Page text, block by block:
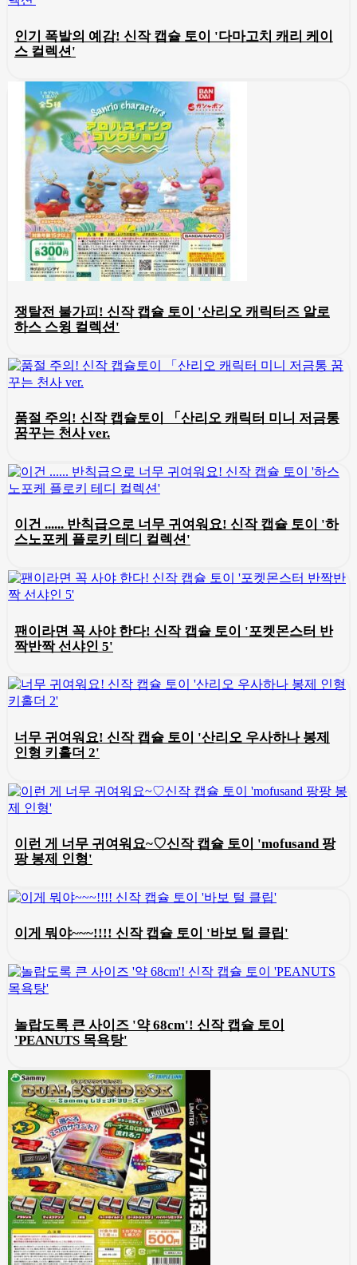
인기 폭발의 예감! 신작 캡슐 토이 '다마고치 캐리 케이
스 컬렉션'
쟁탈전 불가피! 신작 캡슐 토이 '산리오 캐릭터즈 알로
하스 스윙 컬렉션'
품절 주의! 신작 캡슐토이 「산리오 캐릭터 미니 저금통
꿈꾸는 천사 ver.
이건 ...... 반칙급으로 너무 귀여워요! 신작 캡슐 토이 '하
스노포케 플로키 테디 컬렉션'
팬이라면 꼭 사야 한다! 신작 캡슐 토이 '포켓몬스터 반
짝반짝 선샤인 5'
너무 귀여워요! 신작 캡슐 토이 '산리오 우사하나 봉제
인형 키홀더 2'
이런 게 너무 귀여워요~♡신작 캡슐 토이 'mofusand 팡
팡 봉제 인형'
이게 뭐야~~~!!!! 신작 캡슐 토이 '바보 털 클립'
놀랍도록 큰 사이즈 '약 68cm'! 신작 캡슐 토이
'PEANUTS 목욕탕'